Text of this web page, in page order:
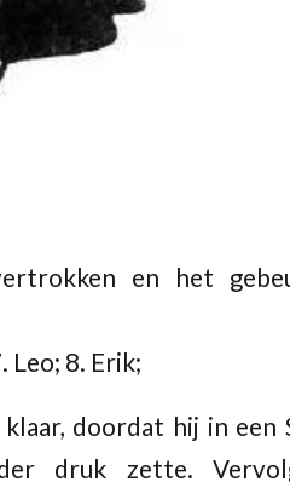
en het
Leo; 8. Erik;
doordat hij in een
druk zette.